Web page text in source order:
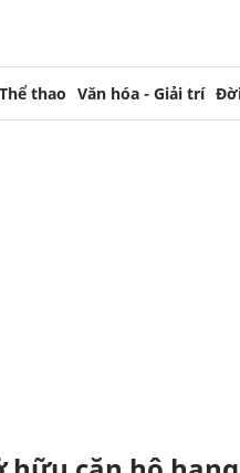
Thể thao Văn hóa - Giải trí